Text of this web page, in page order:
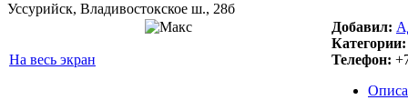
Уссурийск, Владивостокское ш., 28б
На весь экран
Добавил:
Категории:
Телефон: